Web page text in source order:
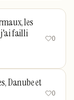
les
j'ai failli
0
Danube et
0